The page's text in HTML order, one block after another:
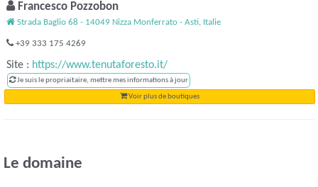
Francesco Pozzobon
Strada Baglio 68 - 14049 Nizza Monferrato - Asti, Italie
+39 333 175 4269
Site : https://www.tenutaforesto.it/
Je suis le propriaitaire, mettre mes informations à jour
Voir plus de boutiques
Le domaine